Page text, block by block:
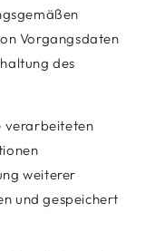
Vorgangsdaten
des
verarbeiteten
weiterer
und gespeichert